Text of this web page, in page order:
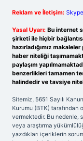
Reklam ve İletişim:
Yasal Uyarı: Bu internet
şirketi ile hiçbir
hazırladığımız
haber niteliği
paylaşım
benzerlikleri tamamen
halindedir ve tavsiye
Sitemiz, 5651 Sayılı
Kurumu (BTK) tarafından
vermektedir. Bu nedenle,
veya araştırma
yazdıkları içeriklerin